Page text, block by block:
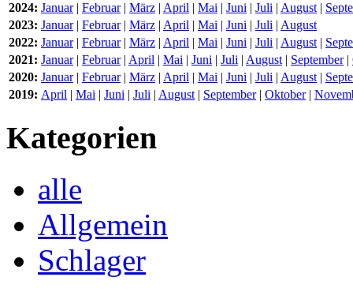
2024: Januar| Februar| März | April | Mai | Juni | Juli | August|
2023: Januar| Februar| März | April | Mai | Juni | Juli | August
2022: Januar| Februar| März | April | Mai | Juni | Juli | August|
2021: Januar| Februar| April | Mai | Juni | Juli | August| September|
2020: Januar| Februar| März | April | Mai | Juni | Juli | August|
2019: April | Mai | Juni | Juli | August| September| Oktober|
Kategorien
alle
Allgemein
Schlager